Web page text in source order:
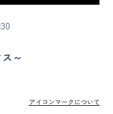
～
アイコンマークについて